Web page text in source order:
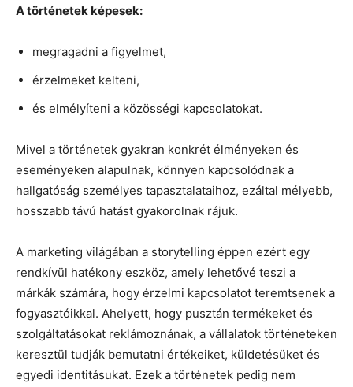
A történetek képesek:
megragadni a figyelmet,
érzelmeket kelteni,
és elmélyíteni a közösségi kapcsolatokat.
Mivel a történetek gyakran konkrét élményeken és
eseményeken alapulnak, könnyen kapcsolódnak a
hallgatóság személyes tapasztalataihoz, ezáltal mélyebb,
hosszabb távú hatást gyakorolnak rájuk.
A marketing világában a storytelling éppen ezért egy
rendkívül hatékony eszköz, amely lehetővé teszi a
márkák számára, hogy érzelmi kapcsolatot teremtsenek a
fogyasztóikkal. Ahelyett, hogy pusztán termékeket és
szolgáltatásokat reklámoznának, a vállalatok történeteken
keresztül tudják bemutatni értékeiket, küldetésüket és
egyedi identitásukat. Ezek a történetek pedig nem